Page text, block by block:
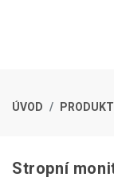
ÚVOD
Stropní